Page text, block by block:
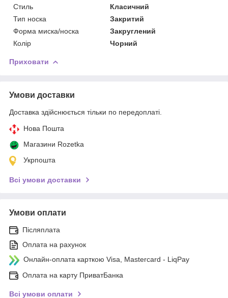
Стиль
Класичний
Тип носка
Закритий
Форма миска/носка
Закруглений
Колір
Чорний
Приховати
Умови доставки
Доставка здійснюється тільки по передоплаті.
Нова Пошта
Магазини Rozetka
Укрпошта
Всі умови доставки
Умови оплати
Післяплата
Оплата на рахунок
Онлайн-оплата карткою Visa, Mastercard - LiqPay
Оплата на карту ПриватБанка
Всі умови оплати